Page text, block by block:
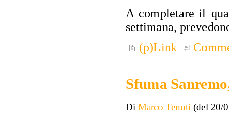
A completare il
settimana,
(p)Link
Sfuma
Di Marco Tenuti (del 20/